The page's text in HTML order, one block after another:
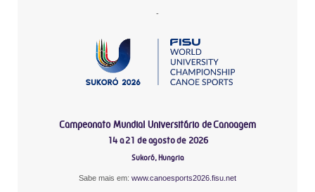
-
Campeonato Mundial Universitário de Canoagem
14 a 21 de agosto de 2026
Sukoró, Hungria
Sabe mais em: www.canoesports2026.fisu.net